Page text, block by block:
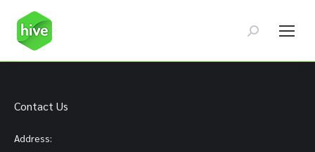
Search:
Contact Us
Address: